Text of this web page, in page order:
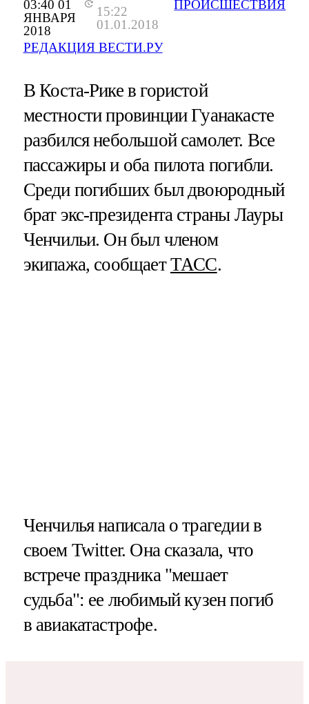
03:40 01
ЯНВАРЯ
2018
15:22
01.01.2018
РЕДАКЦИЯ ВЕСТИ.РУ
ПРОИСШЕСТВИЯ
В Коста-Рике в гористой
местности провинции Гуанакасте
разбился небольшой самолет. Все
пассажиры и оба пилота погибли.
Среди погибших был двоюродный
брат экс-президента страны Лауры
Ченчильи. Он был членом
экипажа, сообщаетТАСС.
Ченчилья написала о трагедии в
своем Twitter. Она сказала, что
встрече праздника "мешает
судьба": ее любимый кузен погиб
в авиакатастрофе.